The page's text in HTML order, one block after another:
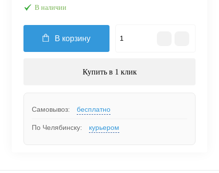
В наличии
В корзину
Купить в 1 клик
Самовывоз: бесплатно
По Челябинску: курьером